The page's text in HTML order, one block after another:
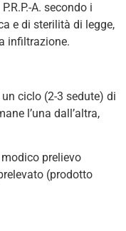
A. secondo i
e di sterilità di legge,
infiltrazione.
un ciclo (2-3 sedute) di
l’una dall’altra,
prelievo
(prodotto